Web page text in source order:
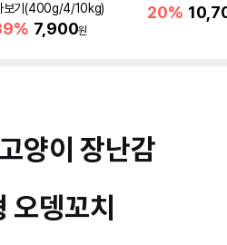
보기(400g/4/10kg)
7,900원
20%
양이 장난감
오뎅꼬치